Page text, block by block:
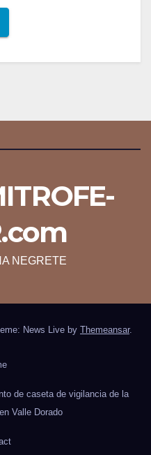
NEGRETE
News Live by Themeansar.
de caseta de vigilancia de la
Valle Dorado